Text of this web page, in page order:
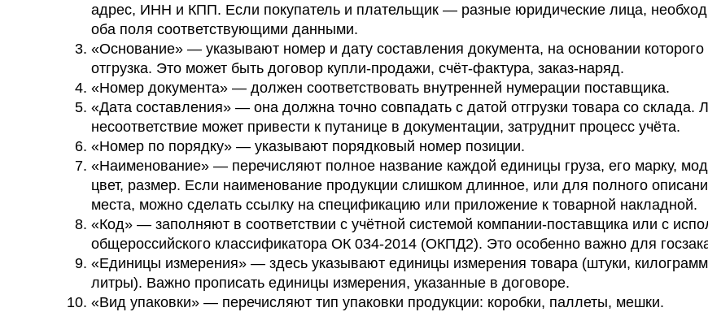
адрес, ИНН и КПП. Если покупатель и плательщик — разные юридические лица,
оба поля соответствующими данными.
«Основание» — указывают номер и дату составления документа, на основании которого
отгрузка. Это может быть договор купли-продажи, счёт-фактура, заказ-наряд.
«Номер документа» — должен соответствовать внутренней нумерации поставщика.
«Дата составления» — она должна точно совпадать с датой отгрузки товара со склада.
несоответствие может привести к путанице в документации, затруднит процесс учёта.
«Номер по порядку» — указывают порядковый номер позиции.
«Наименование» — перечисляют полное название каждой единицы груза, его марку,
цвет, размер. Если наименование продукции слишком длинное, или для полного
места, можно сделать ссылку на спецификацию или приложение к товарной накладной.
«Код» — заполняют в соответствии с учётной системой компании-поставщика или с
общероссийского классификатора ОК 034-2014 (ОКПД2). Это особенно важно для
«Единицы измерения» — здесь указывают единицы измерения товара (штуки,
литры). Важно прописать единицы измерения, указанные в договоре.
«Вид упаковки» — перечисляют тип упаковки продукции: коробки, паллеты, мешки.